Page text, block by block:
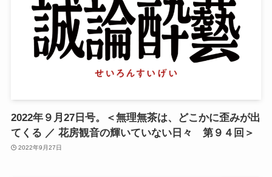
2022年９月27日号。＜無理無茶は、どこかに歪みが出
てくる ／ 花房観音の輝いていない日々 第９４回＞
2022年9月27日